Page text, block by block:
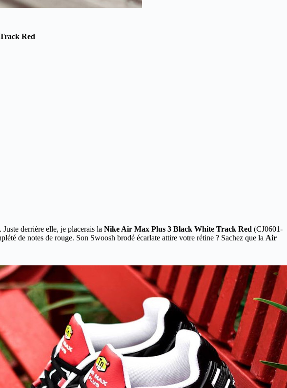
Red
derrière elle, je placerais la Nike Air Max Plus 3 Black White Track Red (CJ0601-
de notes de rouge. Son Swoosh brodé écarlate attire votre rétine ? Sachez que la Air